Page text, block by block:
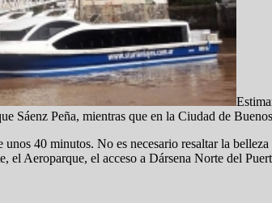
Sáenz Peña, mientras que en la Ciudad de
unos 40 minutos. No es necesario resaltar la
el Aeroparque, el acceso a Dársena Norte del